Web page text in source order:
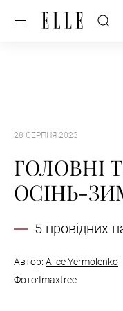
28 СЕРПНЯ 2023
ГОЛОВНІ
ОСІНЬ-
5 провідних
Автор: Alice Yermolenko
Фото:Imaxtree